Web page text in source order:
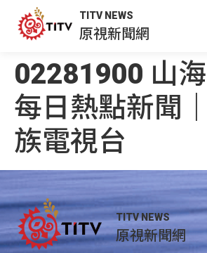
TITV NEWS
原視新聞網
02281900 山海
每日熱點新聞
族電視台
TITV NEWS
原視新聞網